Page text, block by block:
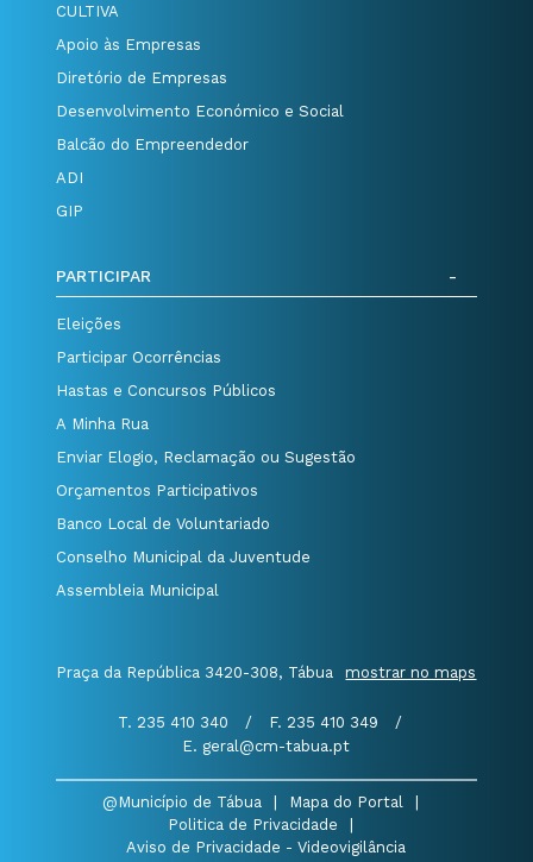
CULTIVA
Apoio às Empresas
Diretório de Empresas
Desenvolvimento Económico e Social
Balcão do Empreendedor
ADI
GIP
PARTICIPAR
Eleições
Participar Ocorrências
Hastas e Concursos Públicos
A Minha Rua
Enviar Elogio, Reclamação ou Sugestão
Orçamentos Participativos
Banco Local de Voluntariado
Conselho Municipal da Juventude
Assembleia Municipal
Praça da República 3420-308, Tábua mostrar no maps
T. 235 410 340 / F. 235 410 349
/
E. geral@cm-tabua.pt
@Município de Tábua Mapa do Portal
Politica de Privacidade
Aviso de Privacidade - Videovigilância